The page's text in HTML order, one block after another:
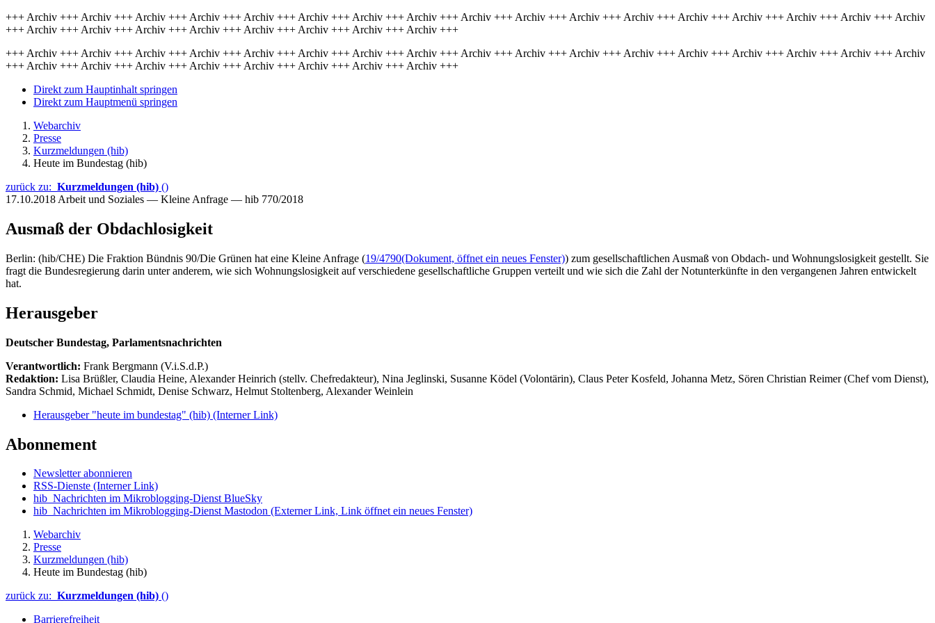
+++ Archiv +++ Archiv +++ Archiv +++ Archiv +++ Archiv +++ Archiv +++ Archiv +++ Archiv +++ Archiv +++ Archiv +++ Archiv +++ Archiv +++ Archiv +++ Archiv +++ Archiv +++ Archiv +++ Archiv
+++ Archiv +++ Archiv +++ Archiv +++ Archiv +++ Archiv +++ Archiv +++ Archiv +++ Archiv +++
+++ Archiv +++ Archiv +++ Archiv +++ Archiv +++ Archiv +++ Archiv +++ Archiv +++ Archiv +++ Archiv +++ Archiv +++ Archiv +++ Archiv +++ Archiv +++ Archiv +++ Archiv +++ Archiv +++ Archiv
+++ Archiv +++ Archiv +++ Archiv +++ Archiv +++ Archiv +++ Archiv +++ Archiv +++ Archiv +++
Direkt zum Hauptinhalt springen
Direkt zum Hauptmenü springen
Webarchiv
Presse
Kurzmeldungen (hib)
Heute im Bundestag (hib)
zurück zu: Kurzmeldungen (hib) ()
17.10.2018 Arbeit und Soziales — Kleine Anfrage — hib 770/2018
Ausmaß der Obdachlosigkeit
Berlin: (hib/CHE) Die Fraktion Bündnis 90/Die Grünen hat eine Kleine Anfrage (19/4790(Dokument, öffnet ein neues Fenster)) zum gesellschaftlichen Ausmaß von Obdach- und Wohnungslosigkeit gestellt. Sie
fragt die Bundesregierung darin unter anderem, wie sich Wohnungslosigkeit auf verschiedene gesellschaftliche Gruppen verteilt und wie sich die Zahl der Notunterkünfte in den vergangenen Jahren entwickelt
hat.
Herausgeber
Deutscher Bundestag, Parlamentsnachrichten
Verantwortlich: Frank Bergmann (V.i.S.d.P.)
Redaktion: Lisa Brüßler, Claudia Heine, Alexander Heinrich (stellv. Chefredakteur), Nina Jeglinski, Susanne Ködel (Volontärin), Claus Peter Kosfeld, Johanna Metz, Sören Christian Reimer (Chef vom Dienst),
Sandra Schmid, Michael Schmidt, Denise Schwarz, Helmut Stoltenberg, Alexander Weinlein
Herausgeber "heute im bundestag" (hib) (Interner Link)
Abonnement
Newsletter abonnieren
RSS-Dienste (Interner Link)
hib_Nachrichten im Mikroblogging-Dienst BlueSky
hib_Nachrichten im Mikroblogging-Dienst Mastodon (Externer Link, Link öffnet ein neues Fenster)
Webarchiv
Presse
Kurzmeldungen (hib)
Heute im Bundestag (hib)
zurück zu: Kurzmeldungen (hib) ()
Barrierefreiheit